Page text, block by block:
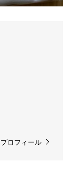
プロフィール